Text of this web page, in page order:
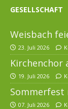
GESELLSCHAFT
Weisbach
23. Juli 2026
Kirchenchor
19. Juli 2026
Sommerfest
07. Juli 2026